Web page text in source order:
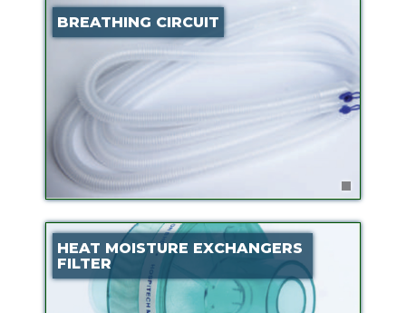
BREATHING CIRCUIT
HEAT MOISTURE EXCHANGERS
FILTER